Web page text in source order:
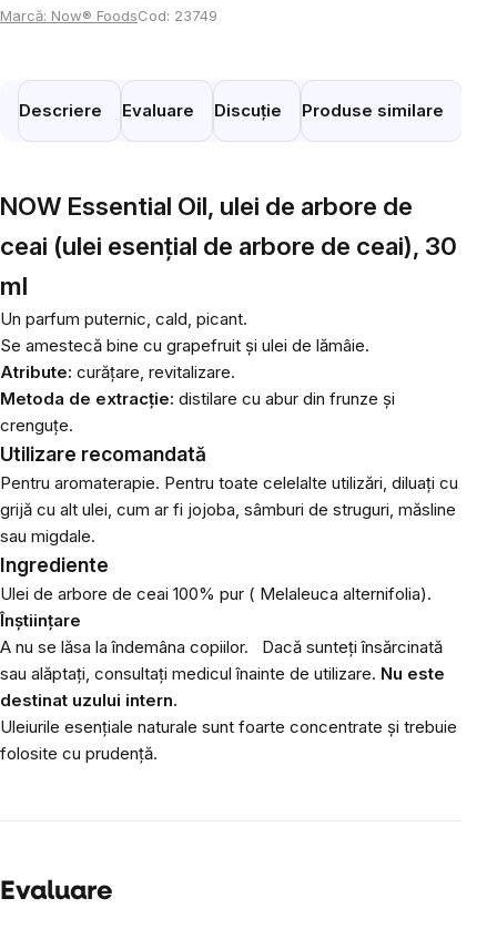
Marcă: Now® FoodsCod: 23749
Descriere Evaluare Discuție Produse similare
NOW Essential Oil, ulei de arbore de
ceai (ulei esențial de arbore de ceai), 30
ml
Un parfum puternic, cald, picant.
Se amestecă bine cu grapefruit și ulei de lămâie.
Atribute: curățare, revitalizare.
Metoda de extracție: distilare cu abur din frunze și
crenguțe.
Utilizare recomandată
Pentru aromaterapie. Pentru toate celelalte utilizări, diluați cu
grijă cu alt ulei, cum ar fi jojoba, sâmburi de struguri, măsline
sau migdale.
Ingrediente
Ulei de arbore de ceai 100% pur ( Melaleuca alternifolia).
Înștiințare
A nu se lăsa la îndemâna copiilor.
Dacă sunteți însărcinată
sau alăptați, consultați medicul înainte de utilizare. Nu este
destinat uzului intern.
Uleiurile esențiale naturale sunt foarte concentrate și trebuie
folosite cu prudență.
Evaluare